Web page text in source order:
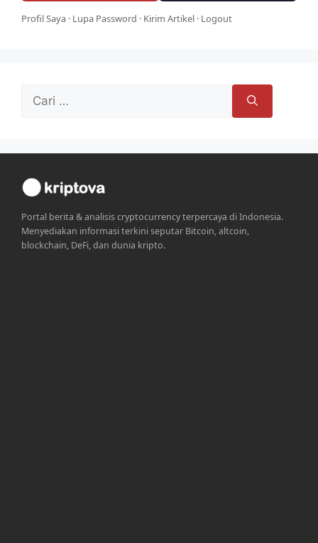
Profil Saya · Lupa Password · Kirim Artikel · Logout
untuk:
Portal berita & analisis cryptocurrency terpercaya di Indonesia.
Menyediakan informasi terkini seputar Bitcoin, altcoin,
blockchain, DeFi, dan dunia kripto.